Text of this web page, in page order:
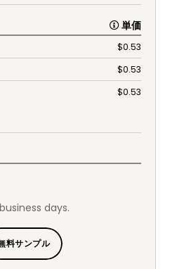
単価
$0.53
$0.53
$0.53
days.
料サンプル